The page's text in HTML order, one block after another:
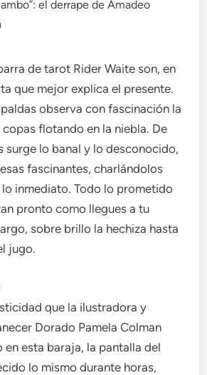
de tarot Rider Waite son, en
que mejor explica el presente.
observa con fascinación la
flotando en la niebla. De
surge lo banal y lo desconocido,
fascinantes, charlándolos
inmediato. Todo lo prometido
pronto como llegues a tu
sobre brillo la hechiza hasta
jugo.
que la ilustradora y
Dorado Pamela Colman
en esta baraja, la pantalla del
lo mismo durante horas,